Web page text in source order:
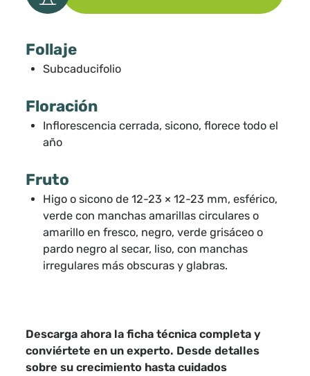
Follaje
Subcaducifolio
Floración
Inflorescencia cerrada, sicono, florece todo el
año
Fruto
Higo o sicono de 12-23 × 12-23 mm, esférico,
verde con manchas amarillas circulares o
amarillo en fresco, negro, verde grisáceo o
pardo negro al secar, liso, con manchas
irregulares más obscuras y glabras.
Descarga ahora la ficha técnica completa y
conviértete en un experto. Desde detalles
sobre su crecimiento hasta cuidados